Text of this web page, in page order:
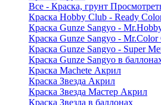
Все - Краска, грунт
Краска Hobby Club - Ready
Краска Gunze Sangyo -
Краска Gunze Sangyo - Mr.Color
Краска Gunze Sangyo - Super
Краска Gunze Sangyo в
Краска Machete Акрил
Краска Звезда Акрил
Краска Звезда Мастер Акрил
Краска Звезда в баллонах